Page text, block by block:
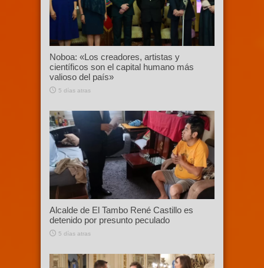
Noboa: «Los creadores, artistas y
científicos son el capital humano más
valioso del país»
5 días atras
Alcalde de El Tambo René Castillo es
detenido por presunto peculado
5 días atras